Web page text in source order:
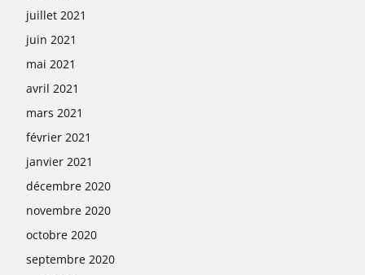
juillet 2021
juin 2021
mai 2021
avril 2021
mars 2021
février 2021
janvier 2021
décembre 2020
novembre 2020
octobre 2020
septembre 2020